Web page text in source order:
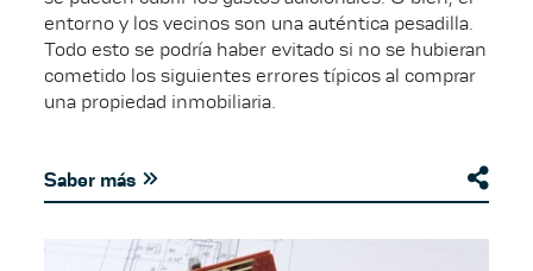
entorno y los vecinos son una auténtica pesadilla.
Todo esto se podría haber evitado si no se hubieran
cometido los siguientes errores típicos al comprar
una propiedad inmobiliaria.
Saber más